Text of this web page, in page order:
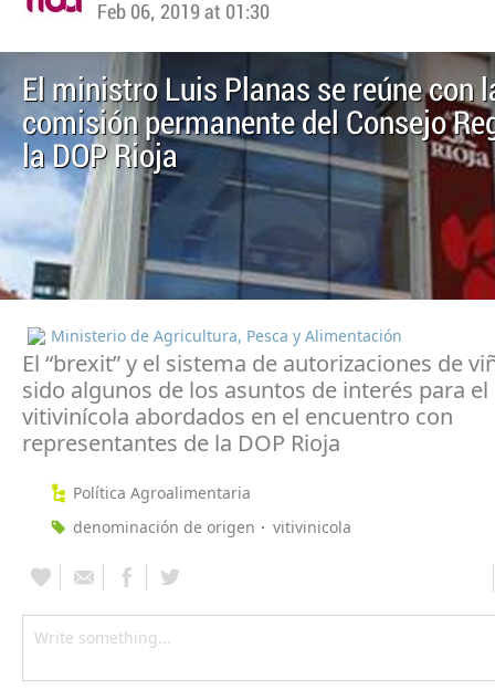
Feb 06, 2019 at 01:30
El ministro Luis Planas se reúne con
comisión permanente del Consejo
la DOP Rioja
Ministerio de Agricultura, Pesca y Alimentación
El “brexit” y el sistema de autorizaciones de
sido algunos de los asuntos de interés para
vitivinícola abordados en el encuentro con
representantes de la DOP Rioja
Política Agroalimentaria
denominación de origen
vitivinicola